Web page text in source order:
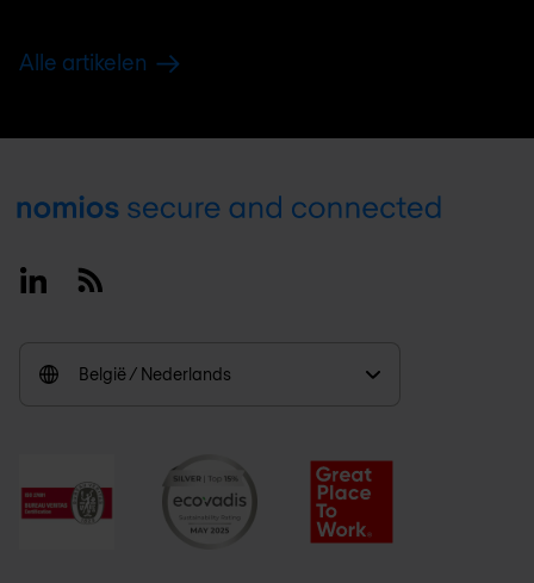
Alle artikelen
Footer
LinkedinRSS
België / Nederlands